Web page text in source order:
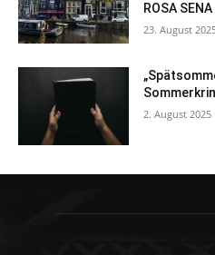
ROSA SENA
23. August
2. August 2025